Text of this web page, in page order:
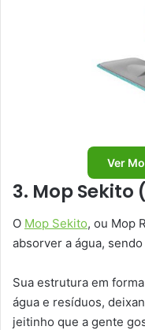
Ver
3. Mop Sekito
O Mop Sekito, ou Mop
absorver a água,
Sua estrutura em
água e resíduos,
jeitinho que a gente